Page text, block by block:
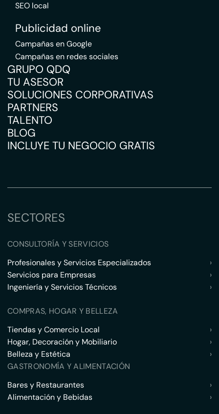
SEO local
Publicidad online
Campañas en Google
Campañas en redes sociales
GRUPO QDQ
TU ASESOR
SOLUCIONES CORPORATIVAS
PARTNERS
TALENTO
BLOG
INCLUYE TU NEGOCIO GRATIS
SECTORES
CONSULTORÍA Y SERVICIOS
Profesionales y Servicios Especializados
›
Servicios para Empresas
›
Ingeniería y Servicios Técnicos
›
COMPRAS, HOGAR Y BELLEZA
Tiendas y Comercio Local
›
Hogar, Decoración y Mobiliario
›
Belleza y Estética
›
GASTRONOMÍA Y ALIMENTACIÓN
Bares y Restaurantes
›
Alimentación y Bebidas
›